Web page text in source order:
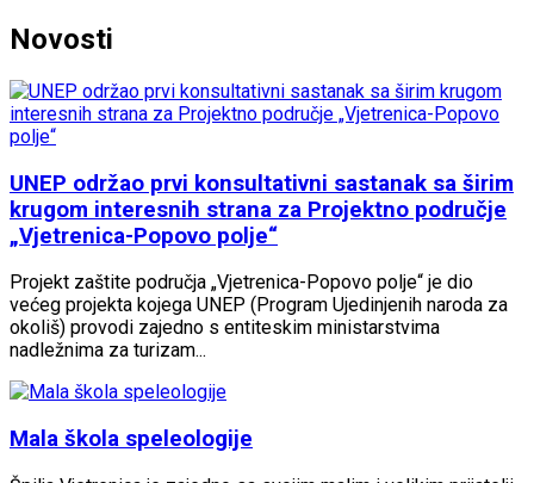
Novosti
UNEP održao prvi konsultativni sastanak sa širim
krugom interesnih strana za Projektno područje
„Vjetrenica-Popovo polje“
Projekt zaštite područja „Vjetrenica-Popovo polje“ je dio
većeg projekta kojega UNEP (Program Ujedinjenih naroda za
okoliš) provodi zajedno s entiteskim ministarstvima
nadležnima za turizam...
Mala škola speleologije